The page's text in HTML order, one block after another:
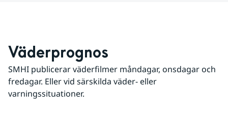
Väderprognos
SMHI publicerar väderfilmer måndagar, onsdagar och
fredagar. Eller vid särskilda väder- eller
varningssituationer.